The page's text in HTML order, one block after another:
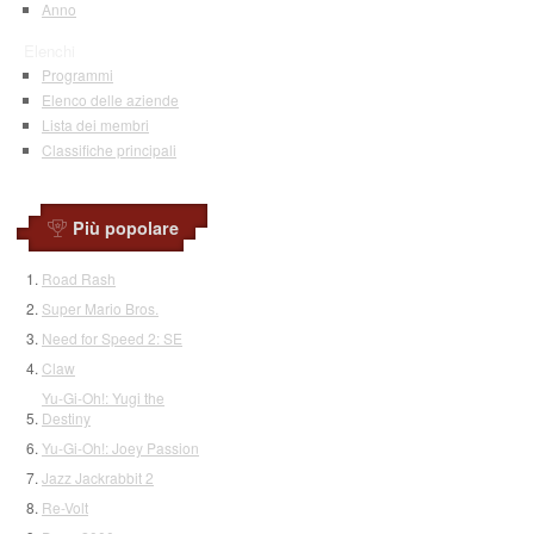
Anno
Programmi
Elenco delle aziende
Lista dei membri
Classifiche principali
Più popolare
Road Rash
Super Mario Bros.
Need for Speed 2: SE
Claw
Yu-Gi-Oh!: Yugi the
Destiny
Yu-Gi-Oh!: Joey Passion
Jazz Jackrabbit 2
Re-Volt